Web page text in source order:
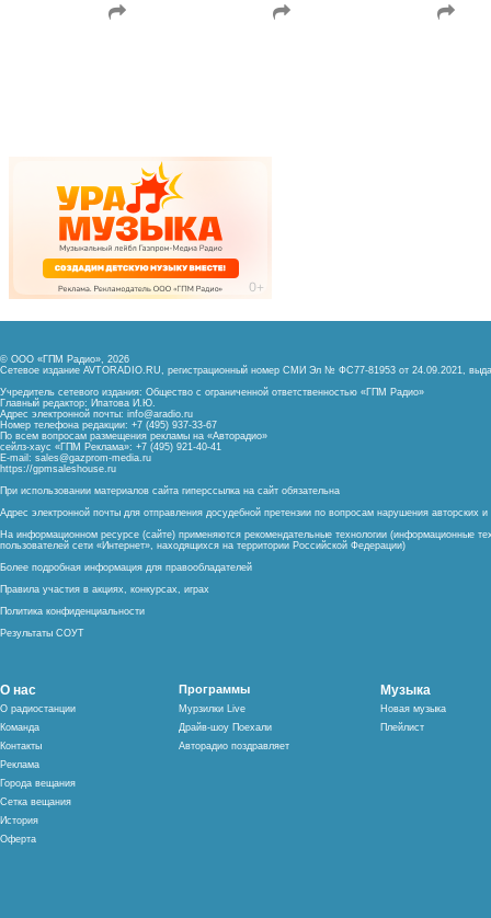
© ООО «ГПМ Радио», 2026
Сетевое издание AVTORADIO.RU, регистрационный номер СМИ Эл № ФС77-81953 от 24.09.2021,
Учредитель сетевого издания: Общество с ограниченной ответственностью «ГПМ Радио»
Главный редактор: Ипатова И.Ю.
Адрес электронной почты: info@aradio.ru
Номер телефона редакции: +7 (495) 937-33-67
По всем вопросам размещения рекламы на «Авторадио»
сейлз-хаус «ГПМ Реклама»: +7 (495) 921-40-41
E-mail: sales@gazprom-media.ru
https://gpmsaleshouse.ru
При использовании материалов сайта гиперссылка на сайт обязательна
Адрес электронной почты для отправления досудебной претензии по вопросам нарушения авторских
На информационном ресурсе (сайте) применяются рекомендательные технологии (информационные
пользователей сети «Интернет», находящихся на территории Российской Федерации)
Более подробная информация для правообладателей
Правила участия в акциях, конкурсах, играх
Политика конфиденциальности
Результаты СОУТ
О нас
О радиостанции
Команда
Контакты
Реклама
Города вещания
Сетка вещания
История
Оферта
Программы
Мурзилки Live
Драйв-шоу Поехали
Авторадио поздравляет
Музыка
Новая музыка
Плейлист